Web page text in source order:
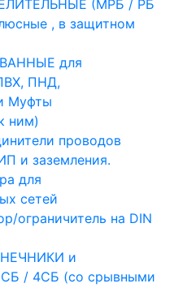
(МРБ / РБ
, в защитном
для
ПНД,
Муфты
ним)
проводов
и заземления.
для
сетей
ограничитель на DIN
и
/ 4СБ (со срывными